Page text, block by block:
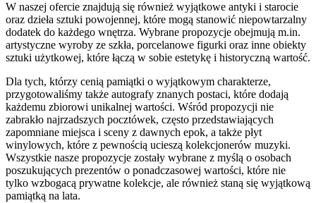
W naszej ofercie znajdują się również wyjątkowe antyki i starocie
oraz dzieła sztuki powojennej, które mogą stanowić niepowtarzalny
dodatek do każdego wnętrza. Wybrane propozycje obejmują m.in.
artystyczne wyroby ze szkła, porcelanowe figurki oraz inne obiekty
sztuki użytkowej, które łączą w sobie estetykę i historyczną wartość.
Dla tych, którzy cenią pamiątki o wyjątkowym charakterze,
przygotowaliśmy także autografy znanych postaci, które dodają
każdemu zbiorowi unikalnej wartości. Wśród propozycji nie
zabrakło najrzadszych pocztówek, często przedstawiających
zapomniane miejsca i sceny z dawnych epok, a także płyt
winylowych, które z pewnością ucieszą kolekcjonerów muzyki.
Wszystkie nasze propozycje zostały wybrane z myślą o osobach
poszukujących prezentów o ponadczasowej wartości, które nie
tylko wzbogacą prywatne kolekcje, ale również staną się wyjątkową
pamiątką na lata.